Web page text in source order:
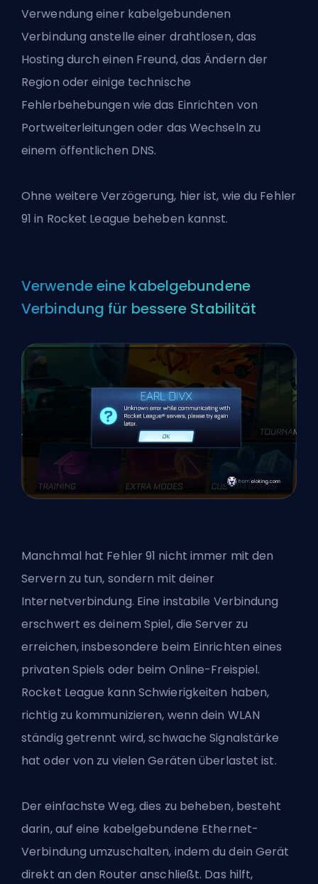
Verwendung einer kabelgebundenen
Verbindung anstelle einer drahtlosen, das
Hosting durch einen Freund, das Ändern der
Region oder einige technische
Fehlerbehebungen wie das Einrichten von
Portweiterleitungen oder das Wechseln zu
einem öffentlichen DNS.
Ohne weitere Verzögerung, hier ist, wie du Fehler
91 in Rocket League beheben kannst.
Verwende eine kabelgebundene
Verbindung für bessere Stabilität
Manchmal hat Fehler 91 nicht immer mit den
Servern zu tun, sondern mit deiner
Internetverbindung. Eine instabile Verbindung
erschwert es deinem Spiel, die Server zu
erreichen, insbesondere beim Einrichten eines
privaten Spiels oder beim Online-Freispiel.
Rocket League kann Schwierigkeiten haben,
richtig zu kommunizieren, wenn dein WLAN
ständig getrennt wird, schwache Signalstärke
hat oder von zu vielen Geräten überlastet ist.
Der einfachste Weg, dies zu beheben, besteht
darin, auf eine kabelgebundene Ethernet-
Verbindung umzuschalten, indem du dein Gerät
direkt an den Router anschließt. Das hilft,